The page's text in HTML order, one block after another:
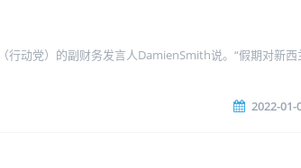
行动党）的副财务发言人DamienSmith说。“假期对新
2022-01-